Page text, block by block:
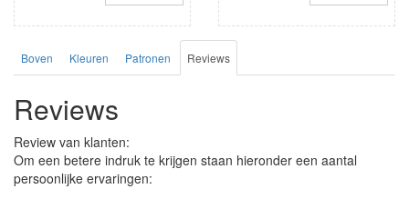
Boven Kleuren Patronen Reviews
Reviews
Review van klanten:
Om een betere indruk te krijgen staan hieronder een aantal
persoonlijke ervaringen: